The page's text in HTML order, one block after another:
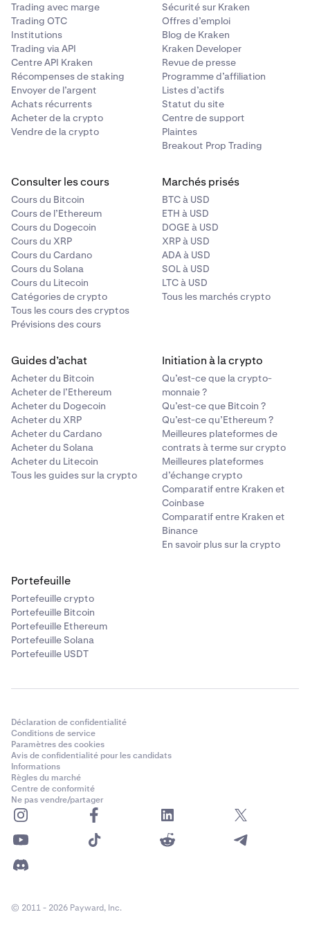
Trading avec marge
Trading OTC
Institutions
Trading via API
Centre API Kraken
Récompenses de staking
Envoyer de l’argent
Achats récurrents
Acheter de la crypto
Vendre de la crypto
Sécurité sur Kraken
Offres d’emploi
Blog de Kraken
Kraken Developer
Revue de presse
Programme d’affiliation
Listes d’actifs
Statut du site
Centre de support
Plaintes
Breakout Prop Trading
Consulter les cours
Cours du Bitcoin
Cours de l’Ethereum
Cours du Dogecoin
Cours du XRP
Cours du Cardano
Cours du Solana
Cours du Litecoin
Catégories de crypto
Tous les cours des cryptos
Prévisions des cours
Marchés prisés
BTC à USD
ETH à USD
DOGE à USD
XRP à USD
ADA à USD
SOL à USD
LTC à USD
Tous les marchés crypto
Guides d’achat
Acheter du Bitcoin
Acheter de l’Ethereum
Acheter du Dogecoin
Acheter du XRP
Acheter du Cardano
Acheter du Solana
Acheter du Litecoin
Tous les guides sur la crypto
Initiation à la crypto
Qu’est-ce que la crypto-
monnaie ?
Qu’est-ce que Bitcoin ?
Qu’est-ce qu’Ethereum ?
Meilleures plateformes de
contrats à terme sur crypto
Meilleures plateformes
d’échange crypto
Comparatif entre Kraken et
Coinbase
Comparatif entre Kraken et
Binance
En savoir plus sur la crypto
Portefeuille
Portefeuille crypto
Portefeuille Bitcoin
Portefeuille Ethereum
Portefeuille Solana
Portefeuille USDT
Déclaration de confidentialité
Conditions de service
Paramètres des cookies
Avis de confidentialité pour les candidats
Informations
Règles du marché
Centre de conformité
Ne pas vendre/partager
© 2011 - 2026 Payward, Inc.